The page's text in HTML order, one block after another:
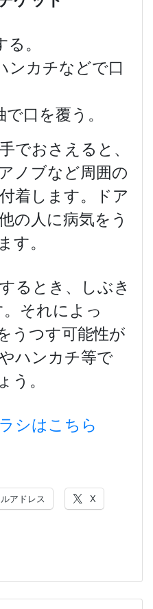
。
ンカチなどで口
で口を覆う。
でおさえると、
ノブなど周囲の
着します。ドア
の人に病気をう
す。
るとき、しぶき
それによっ
うつす可能性が
ハンカチ等で
う。
シはこちら
アドレス X